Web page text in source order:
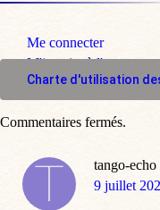
Me connecter
M'inscrire à l'espace
Charte d'utilisation
tango-echo
dit
9 juillet
Commentaires fermés.